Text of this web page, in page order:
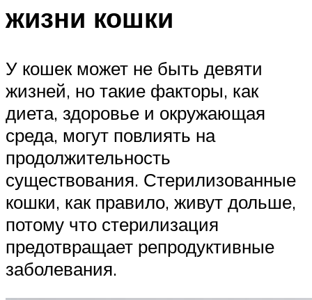
жизни кошки
У кошек может не быть девяти
жизней, но такие факторы, как
диета, здоровье и окружающая
среда, могут повлиять на
продолжительность
существования. Стерилизованные
кошки, как правило, живут дольше,
потому что стерилизация
предотвращает репродуктивные
заболевания.